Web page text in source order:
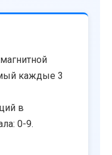
каждые 3
в
0-9.